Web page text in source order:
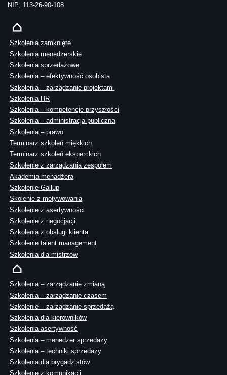
NIP: 113-26-90-108
Szkolenia zamknięte
Szkolenia menedżerskie
Szkolenia sprzedażowe
Szkolenia – efektywność osobista
Szkolenia – zarządzanie projektami
Szkolenia HR
Szkolenia – kompetencje przyszłości
Szkolenia – administracja publiczna
Szkolenia – prawo
Terminarz szkoleń miękkich
Terminarz szkoleń eksperckich
Szkolenie z zarządzania zespołem
Akademia menadżera
Szkolenie Gallup
Skolenie z motywowania
Szkolenie z asertywności
Szkolenie z negocjacji
Szkolenia z obsługi klienta
Szkolenie talent management
Szkolenia dla mistrzów
Szkolenia – zarządzanie zmianą
Szkolenia – zarządzanie czasem
Szkolenie – zarządzanie sprzedażą
Szkolenia dla kierowników
Szkolenia asertywność
Szkolenia – menedżer sprzedaży
Szkolenia – techniki sprzedaży
Szkolenia dla brygadzistów
Szkolenie z komunikacji